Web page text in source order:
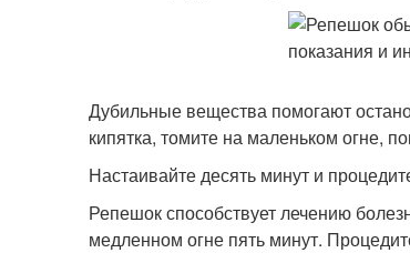
Дубильные вещества помогают
кипятка, томите на маленьком огне,
Настаивайте десять минут и
Репешок способствует лечению
медленном огне пять минут.